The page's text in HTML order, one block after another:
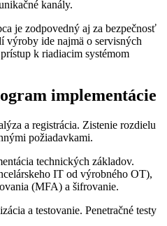
kanály.
je zodpovedný aj za bezpečnosť
výroby ide najmä o servisných
k riadiacim systémom
implementácie
a registrácia. Zistenie rozdielu
požiadavkami.
technických základov.
IT od výrobného OT),
(MFA) a šifrovanie.
a testovanie. Penetračné testy